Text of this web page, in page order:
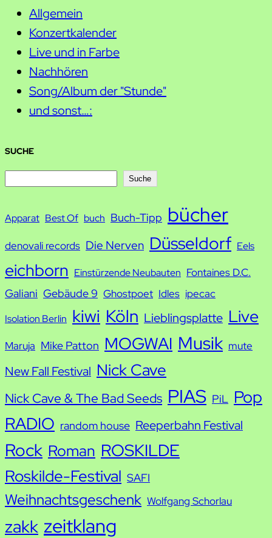
Allgemein
Konzertkalender
Live und in Farbe
Nachhören
Song/Album der "Stunde"
und sonst…:
SUCHE
c
Suche
Apparat Best Of buch Buch-Tipp bücher
denovali records Die Nerven Düsseldorf Eels
eichborn Einstürzende Neubauten Fontaines D.C.
Galiani Gebäude 9 Ghostpoet Idles ipecac
Isolation Berlin kiwi Köln Lieblingsplatte Live
Maruja Mike Patton MOGWAI Musik mute
New Fall Festival Nick Cave
Nick Cave & The Bad Seeds PIAS PiL Pop
RADIO random house Reeperbahn Festival
Rock Roman ROSKILDE
Roskilde-Festival SAFI
Weihnachtsgeschenk Wolfgang Schorlau
zakk zeitklang